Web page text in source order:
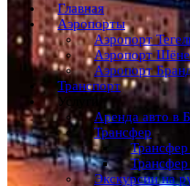
Главная
Аэропорты
Аэропорт
Аэропорт
Аэропорт
Транспорт
Услуги
Аренда авто в
Трансфер
Трансфер
Экскурсии на